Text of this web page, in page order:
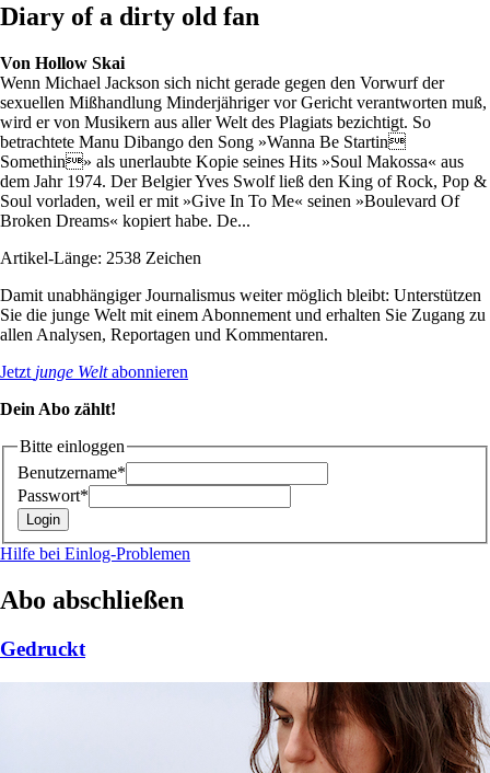
Diary of a dirty old fan
Von Hollow Skai
Wenn Michael Jackson sich nicht gerade gegen den Vorwurf der
sexuellen Mißhandlung Minderjähriger vor Gericht verantworten muß,
wird er von Musikern aus aller Welt des Plagiats bezichtigt. So
betrachtete Manu Dibango den Song »Wanna Be Startin
Somethin» als unerlaubte Kopie seines Hits »Soul Makossa« aus
dem Jahr 1974. Der Belgier Yves Swolf ließ den King of Rock, Pop &
Soul vorladen, weil er mit »Give In To Me« seinen »Boulevard Of
Broken Dreams« kopiert habe. De...
Artikel-Länge: 2538 Zeichen
Damit unabhängiger Journalismus weiter möglich bleibt: Unterstützen
Sie die junge Welt mit einem Abonnement und erhalten Sie Zugang zu
allen Analysen, Reportagen und Kommentaren.
Jetzt junge Weltabonnieren
Dein Abo zählt!
Bitte einloggen
Benutzername*
Passwort*
Hilfe bei Einlog-Problemen
Abo abschließen
Gedruckt